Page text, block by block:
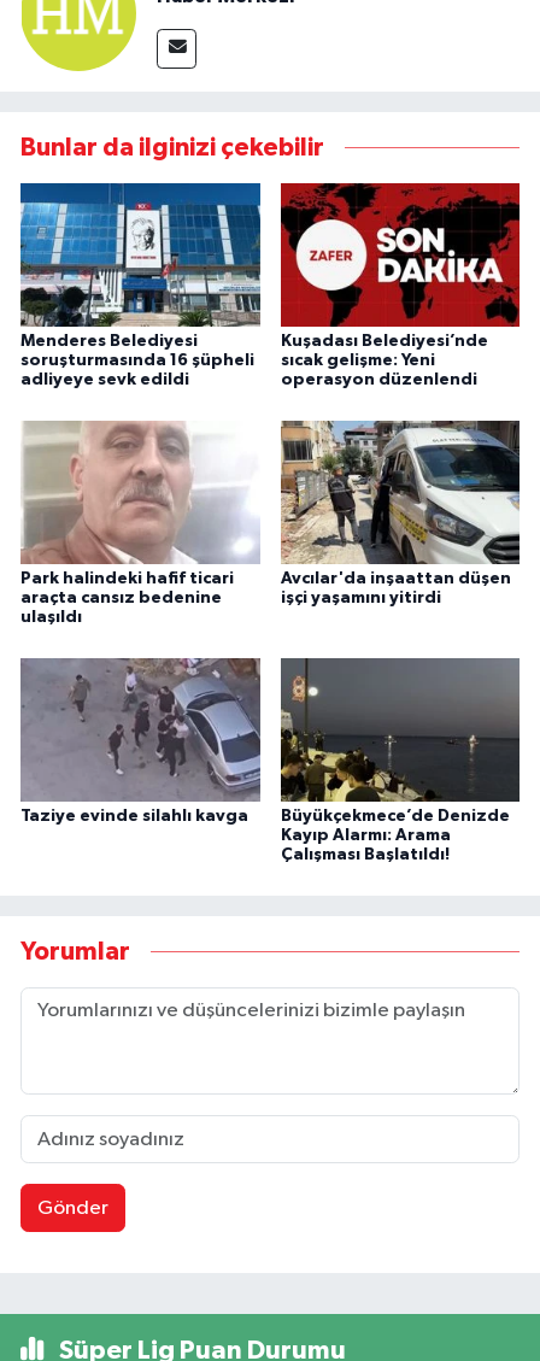
Bunlar da ilginizi çekebilir
Menderes Belediyesi
soruşturmasında 16 şüpheli
adliyeye sevk edildi
Kuşadası Belediyesi’nde
sıcak gelişme: Yeni
operasyon düzenlendi
Park halindeki hafif ticari
araçta cansız bedenine
ulaşıldı
Avcılar'da inşaattan düşen
işçi yaşamını yitirdi
Taziye evinde silahlı kavga
Büyükçekmece’de Denizde
Kayıp Alarmı: Arama
Çalışması Başlatıldı!
Yorumlar
Gönder
Süper Lig Puan Durumu